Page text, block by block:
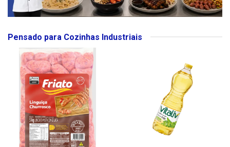
Pensado para Cozinhas Industriais